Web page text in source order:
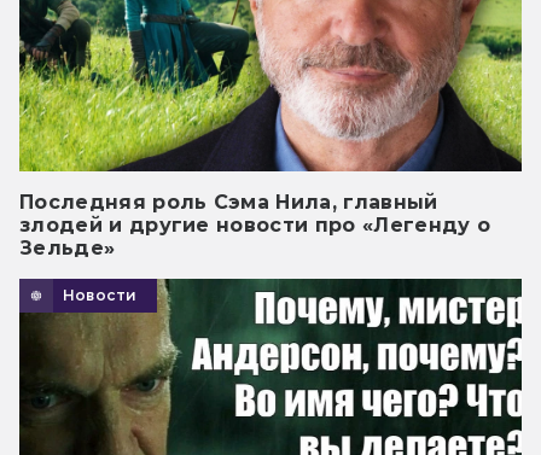
Последняя роль Сэма Нила, главный
злодей и другие новости про «Легенду о
Зельде»
Новости